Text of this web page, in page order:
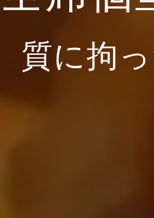
質に拘